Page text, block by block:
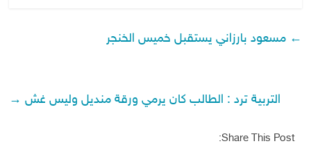
← مسعود بارزاني يستقبل خميس الخنجر
التربية ترد : الطالب كان يرمي ورقة منديل وليس غش →
Share This Post: